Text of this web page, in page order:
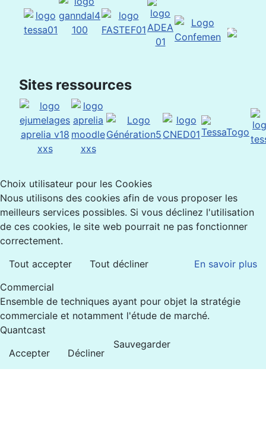
Sites ressources
Choix utilisateur pour les Cookies
Nous utilisons des cookies afin de vous proposer les
meilleurs services possibles. Si vous déclinez l'utilisation
de ces cookies, le site web pourrait ne pas fonctionner
correctement.
Tout accepter
Tout décliner
En savoir plus
Commercial
Ensemble de techniques ayant pour objet la stratégie
commerciale et notamment l'étude de marché.
Quantcast
Accepter
Décliner
Sauvegarder